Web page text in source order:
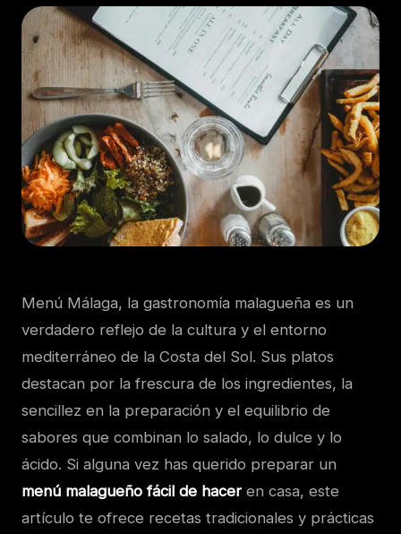
Menú Málaga, la gastronomía malagueña es un
verdadero reflejo de la cultura y el entorno
mediterráneo de la Costa del Sol. Sus platos
destacan por la frescura de los ingredientes, la
sencillez en la preparación y el equilibrio de
sabores que combinan lo salado, lo dulce y lo
ácido. Si alguna vez has querido preparar un
menú malagueño fácil de hacer en casa, este
artículo te ofrece recetas tradicionales y prácticas